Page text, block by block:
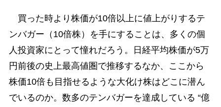
買った時より株価が10倍以上に値上がりするテ
ンバガー（10倍株）を手にすることは、多くの個
人投資家にとって憧れだろう。日経平均株価が5万
円前後の史上最高値圏で推移するなか、ここから
株価10倍も目指せるような大化け株はどこに潜ん
でいるのか。数多のテンバガーを達成している “億